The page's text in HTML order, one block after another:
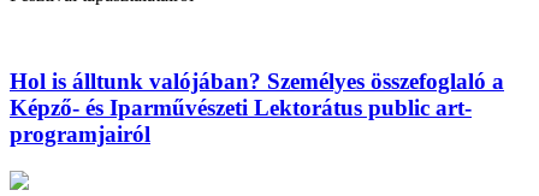
Hol is álltunk valójában? Személyes összefoglaló a
Képző- és Iparművészeti Lektorátus public art-
programjairól